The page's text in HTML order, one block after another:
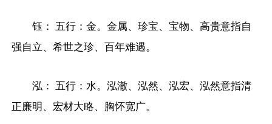
钰： 五行：金。金属、珍宝、宝物、高贵意指自
强自立、希世之珍、百年难遇。
泓： 五行：水。泓澈、泓然、泓宏、泓然意指清
正廉明、宏材大略、胸怀宽广。